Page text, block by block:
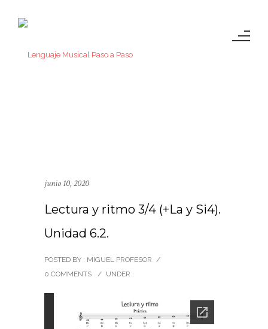
junio 10, 2020
Lectura y ritmo 3/4 (+La y Si4).
Unidad 6.2.
POSTED BY : MIGUEL PROFESOR /
0 COMMENTS
/ UNDER :